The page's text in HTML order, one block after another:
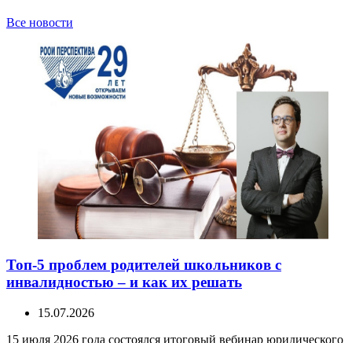
Все новости
Топ-5 проблем родителей школьников с
инвалидностью – и как их решать
15.07.2026
15 июля 2026 года состоялся итоговый вебинар юридического